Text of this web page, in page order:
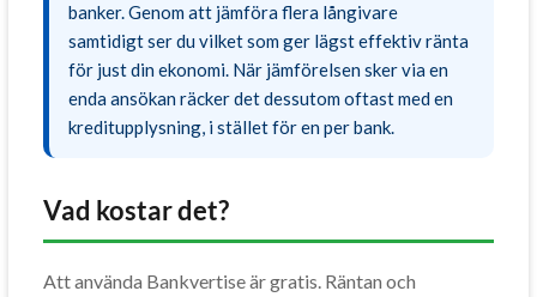
banker. Genom att jämföra flera långivare
samtidigt ser du vilket som ger lägst effektiv ränta
för just din ekonomi. När jämförelsen sker via en
enda ansökan räcker det dessutom oftast med en
kreditupplysning, i stället för en per bank.
Vad kostar det?
Att använda Bankvertise är gratis. Räntan och